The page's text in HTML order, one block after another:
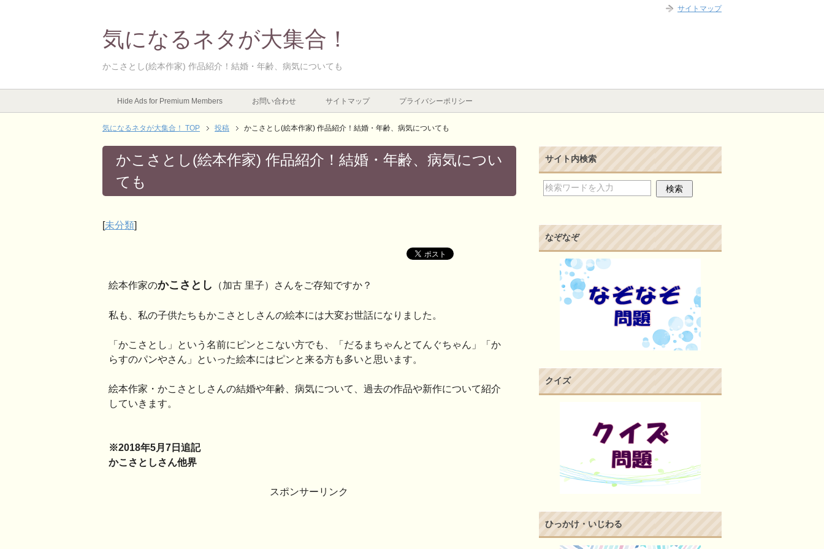
気になるネタが大集合！
かこさとし(絵本作家) 作品紹介！結婚・年齢、病気についても
Hide Ads for Premium Members お問い合わせ サイトマップ プライバシーポリシー
気になるネタが大集合！ TOP 投稿 かこさとし(絵本作家) 作品紹介！結婚・年齢、病気についても
かこさとし(絵本作家) 作品紹介！結婚・年齢、病気につい
ても
[未分類]
絵本作家のかこさとし （加古 里子）さんをご存知ですか？
私も、私の子供たちもかこさとしさんの絵本には大変お世話になりました。
「かこさとし」という名前にピンとこない方でも、「だるまちゃんとてんぐちゃん」「か
らすのパンやさん」といった絵本にはピンと来る方も多いと思います。
絵本作家・かこさとしさんの結婚や年齢、病気について、過去の作品や新作について紹介
していきます。
※2018年5月7日追記
かこさとしさん他界
スポンサーリンク
サイト内検索
なぞなぞ
クイズ
ひっかけ・いじわる
サイトマップ